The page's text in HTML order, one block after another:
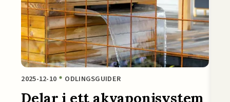
2025-12-10 ODLINGSGUIDER
Delar i ett akvaponisystem